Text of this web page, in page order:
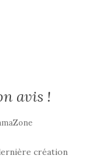
avis !
création